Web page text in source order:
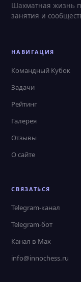
Шахматная жизнь
занятия и
НАВИГАЦИЯ
Командный Кубок
Задачи
Рейтинг
Галерея
Отзывы
О сайте
СВЯЗАТЬСЯ
Telegram-канал
Telegram-бот
Канал в Max
info@innochess.ru